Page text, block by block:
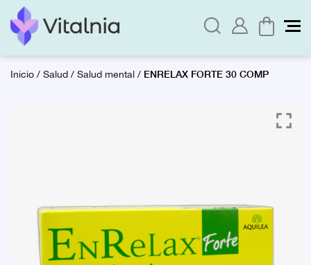
Inicio/Salud/Salud mental/ ENRELAX FORTE 30 COMP